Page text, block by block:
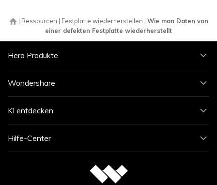
| Ressourcen | Festplatte wiederherstellen | Wie man Daten von
einer defekten Festplatte wiederherstellt
Hero Produkte
Wondershare
KI entdecken
Hilfe-Center